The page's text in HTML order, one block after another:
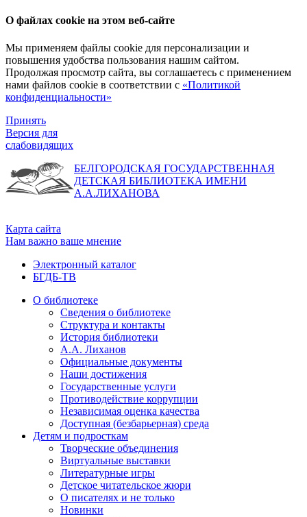
О файлах cookie на этом веб-сайте
Мы применяем файлы cookie для персонализации и
повышения удобства пользования нашим сайтом.
Продолжая просмотр сайта, вы соглашаетесь с применением
нами файлов cookie в соответствии с «Политикой
конфиденциальности»
Принять
Версия для
слабовидящих
БЕЛГОРОДСКАЯ ГОСУДАРСТВЕННАЯ
ДЕТСКАЯ БИБЛИОТЕКА ИМЕНИ
А.А.ЛИХАНОВА
Карта сайта
Нам важно ваше мнение
Электронный каталог
БГДБ-ТВ
О библиотеке
Сведения о библиотеке
Структура и контакты
История библиотеки
А.А. Лиханов
Официальные документы
Наши достижения
Государственные услуги
Противодействие коррупции
Независимая оценка качества
Доступная (безбарьерная) среда
Детям и подросткам
Творческие объединения
Виртуальные выставки
Литературные игры
Детское читательское жюри
О писателях и не только
Новинки